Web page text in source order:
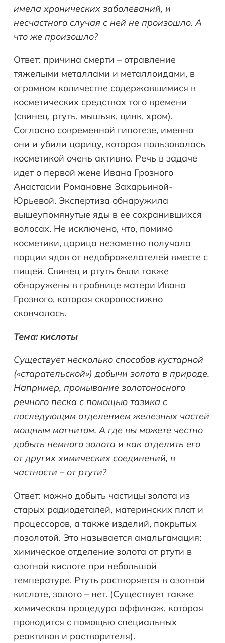
имела хронических заболеваний, и
несчастного случая с ней не произошло. А
что же произошло?
Ответ: причина смерти – отравление
тяжелыми металлами и металлоидами, в
огромном количестве содержавшимися в
косметических средствах того времени
(свинец, ртуть, мышьяк, цинк, хром).
Согласно современной гипотезе, именно
они и убили царицу, которая пользовалась
косметикой очень активно. Речь в задаче
идет о первой жене Ивана Грозного
Анастасии Романовне Захарьиной-
Юрьевой. Экспертиза обнаружила
вышеупомянутые яды в ее сохранившихся
волосах. Не исключено, что, помимо
косметики, царица незаметно получала
порции ядов от недоброжелателей вместе с
пищей. Свинец и ртуть были также
обнаружены в гробнице матери Ивана
Грозного, которая скоропостижно
скончалась.
Тема: кислоты
Существует несколько способов кустарной
(«старательской») добычи золота в природе.
Например, промывание золотоносного
речного песка с помощью тазика с
последующим отделением железных частей
мощным магнитом. А где вы можете честно
добыть немного золота и как отделить его
от других химических соединений, в
частности – от ртути?
Ответ: можно добыть частицы золота из
старых радиодеталей, материнских плат и
процессоров, а также изделий, покрытых
позолотой. Это называется амальгамация:
химическое отделение золота от ртути в
азотной кислоте при небольшой
температуре. Ртуть растворяется в азотной
кислоте, золото – нет. (Существует также
химическая процедура аффинаж, которая
проводится с помощью специальных
реактивов и растворителя).